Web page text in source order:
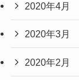
2020年4月
2020年3月
2020年2月